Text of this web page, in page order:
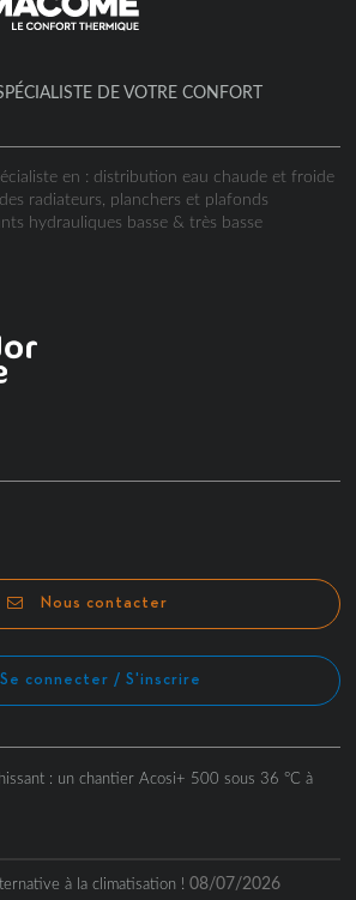
DE VOTRE CONFORT
en : distribution eau chaude et froide
radiateurs, planchers et plafonds
hydrauliques basse & très basse
Nous contacter
Se connecter / S'inscrire
: un chantier Acosi+ 500 sous 36 °C à
à la climatisation ! 08/07/2026